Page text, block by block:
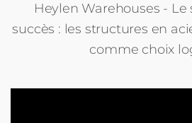
Heylen Warehouses - Le
succès : les structures en
comme choix